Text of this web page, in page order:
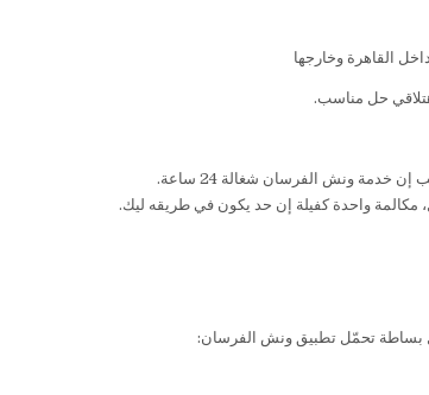
القاهرة وخارجها
حل مناسب.
خدمة ونش الفرسان شغالة 24 ساعة.
مكالمة واحدة كفيلة إن حد يكون في طريقه ليك.
بساطة تحمّل تطبيق ونش الفرسان: